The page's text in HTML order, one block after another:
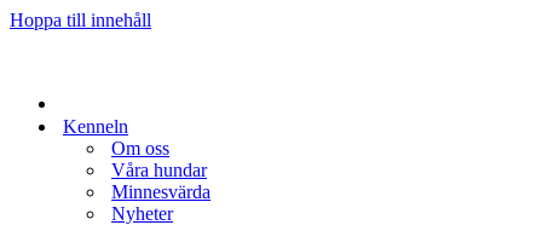
Hoppa till innehåll
Kenneln
Om oss
Våra hundar
Minnesvärda
Nyheter